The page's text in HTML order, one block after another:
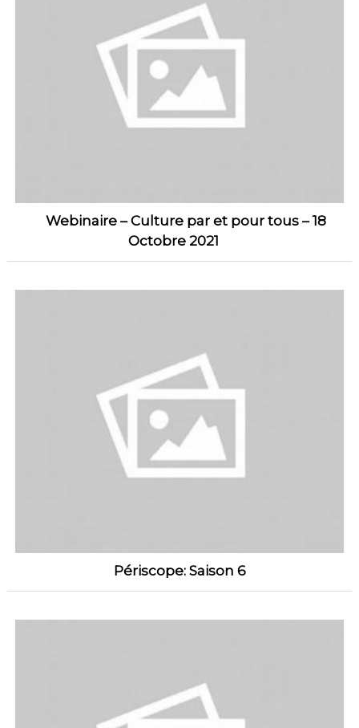
Webinaire – Culture par et pour tous – 18
Octobre 2021
Périscope: Saison 6